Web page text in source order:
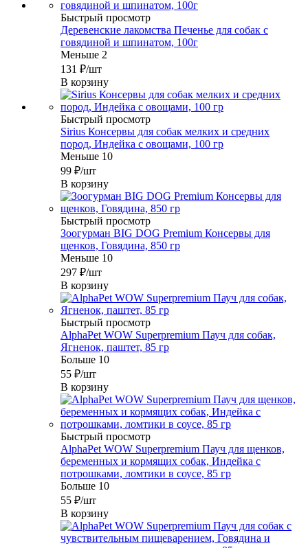
Быстрый просмотр
Деревенские лакомства Печенье для собак с
говядиной и шпинатом, 100г
Меньше 2
131 ₽/шт
В корзину
Быстрый просмотр
Sirius Консервы для собак мелких и средних
пород, Индейка с овощами, 100 гр
Меньше 10
99 ₽/шт
В корзину
Быстрый просмотр
Зоогурман BIG DOG Premium Консервы для
щенков, Говядина, 850 гр
Меньше 10
297 ₽/шт
В корзину
Быстрый просмотр
AlphaPet WOW Superpremium Пауч для собак,
Ягненок, паштет, 85 гр
Больше 10
55 ₽/шт
В корзину
Быстрый просмотр
AlphaPet WOW Superpremium Пауч для щенков,
беременных и кормящих собак, Индейка с
потрошками, ломтики в соусе, 85 гр
Больше 10
55 ₽/шт
В корзину